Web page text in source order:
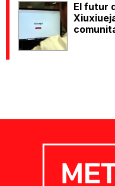
El futur